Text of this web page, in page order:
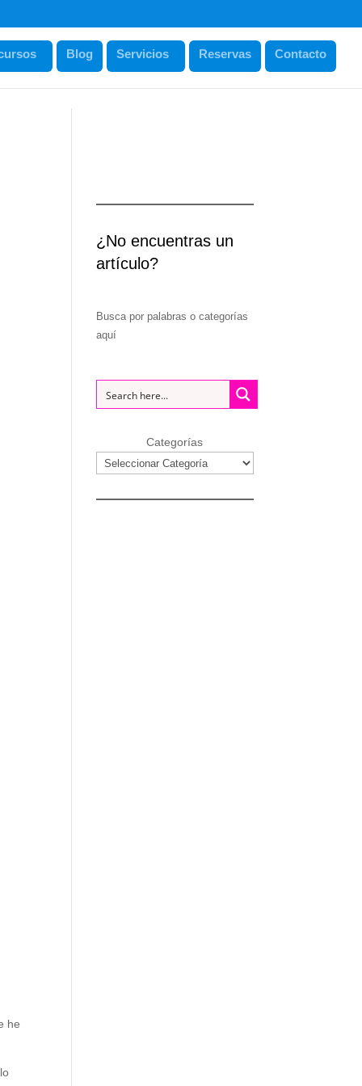
Blog Servicios Reservas Contacto
he
¿No encuentras un
artículo?
Busca por palabras o categorías
aquí
Categorías